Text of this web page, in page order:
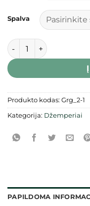
Spalva
produkto kiekis:
Produkto kodas: Grg_2-1
Kategorija: Džemperiai
PAPILDOMA